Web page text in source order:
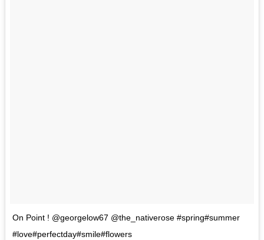
On Point ! @georgelow67 @the_nativerose #spring#summer
#love#perfectday#smile#flowers